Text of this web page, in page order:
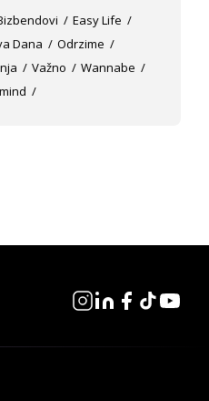
Easy Life
Dana
Odrzime
Važno
Wannabe